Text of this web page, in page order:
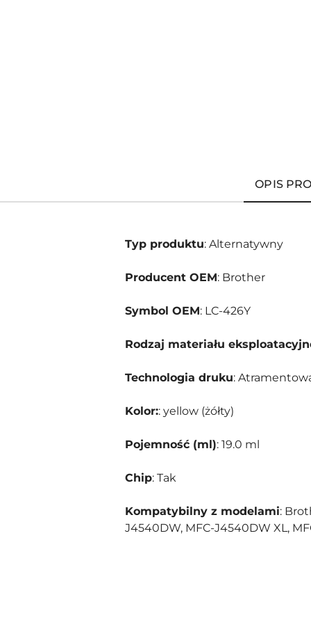
OPIS
Typ produktu: Alternatywny
Producent OEM: Brother
Symbol OEM: LC-426Y
Rodzaj materiału
Technologia druku:
Kolor:: yellow (żółty)
Pojemność (ml): 19.0 ml
Chip: Tak
Kompatybilny z modelami:
J4540DW, MFC-J4540DW XL,